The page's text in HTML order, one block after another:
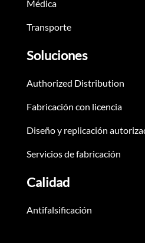
Médica
Transporte
Soluciones
Authorized Distribution
Fabricación con licencia
Diseño y replicación
Servicios de fabricación
Calidad
Antifalsificación